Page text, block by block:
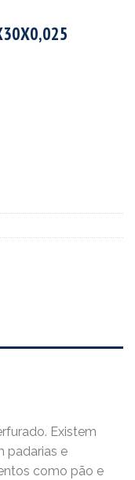
Existem
padarias e
como pão e